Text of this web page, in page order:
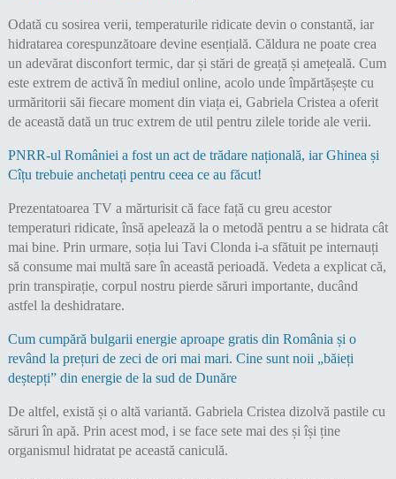
Odată cu sosirea verii, temperaturile ridicate devin o constantă, iar
hidratarea corespunzătoare devine esențială. Căldura ne poate crea
un adevărat disconfort termic, dar și stări de greață și amețeală. Cum
este extrem de activă în mediul online, acolo unde împărtășește cu
urmăritorii săi fiecare moment din viața ei, Gabriela Cristea a oferit
de această dată un truc extrem de util pentru zilele toride ale verii.
PNRR-ul României a fost un act de trădare națională, iar Ghinea și
Cîțu trebuie anchetați pentru ceea ce au făcut!
Prezentatoarea TV a mărturisit că face față cu greu acestor
temperaturi ridicate, însă apelează la o metodă pentru a se hidrata cât
mai bine. Prin urmare, soția lui Tavi Clonda i-a sfătuit pe internauți
să consume mai multă sare în această perioadă. Vedeta a explicat că,
prin transpirație, corpul nostru pierde săruri importante, ducând
astfel la deshidratare.
Cum cumpără bulgarii energie aproape gratis din România și o
revând la prețuri de zeci de ori mai mari. Cine sunt noii „băieți
deștepți” din energie de la sud de Dunăre
De altfel, există și o altă variantă. Gabriela Cristea dizolvă pastile cu
săruri în apă. Prin acest mod, i se face sete mai des și își ține
organismul hidratat pe această caniculă.